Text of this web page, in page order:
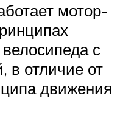
мотор-
с
в отличие от
движения